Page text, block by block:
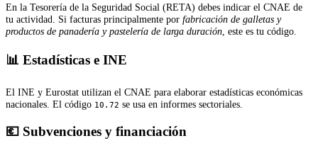
En la Tesorería de la Seguridad Social (RETA) debes indicar el CNAE de
tu actividad. Si facturas principalmente por fabricación de galletas y
productos de panadería y pastelería de larga duración , este es tu código.
📊 Estadísticas e INE
El INE y Eurostat utilizan el CNAE para elaborar estadísticas económicas
nacionales. El código 10.72 se usa en informes sectoriales.
💶 Subvenciones y financiación